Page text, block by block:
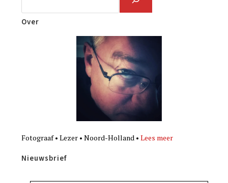
Over
Fotograaf • Lezer • Noord-Holland •Lees meer
Nieuwsbrief